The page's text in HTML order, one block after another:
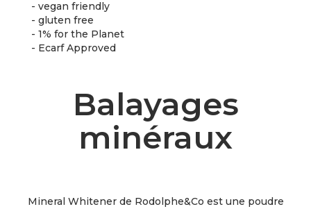
- vegan friendly
- gluten free
- 1% for the Planet
- Ecarf Approved
Balayages
minéraux
Mineral Whitener de Rodolphe&Co est une poudre